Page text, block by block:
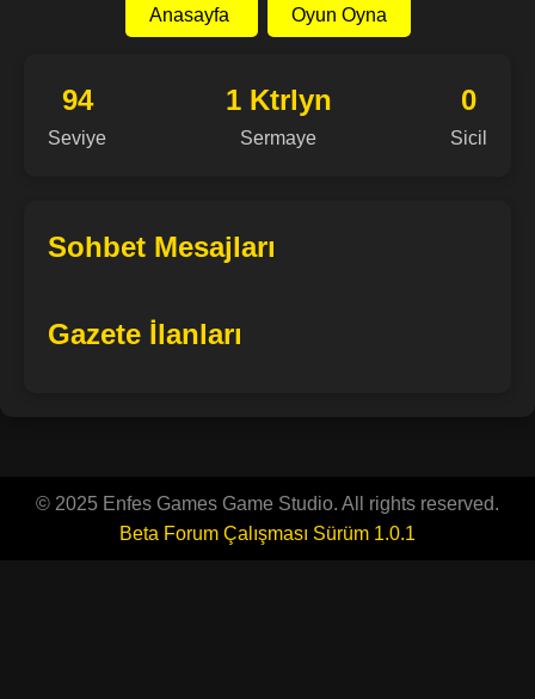
Anasayfa Oyun Oyna
94
Seviye
1 Ktrlyn
Sermaye
0
Sicil
Sohbet Mesajları
Gazete İlanları
© 2025 Enfes Games Game Studio. All rights reserved.
Beta Forum Çalışması Sürüm 1.0.1